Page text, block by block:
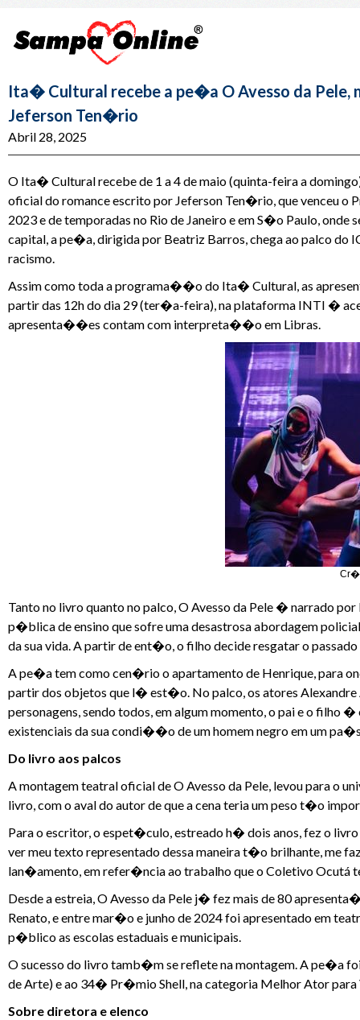
Ita� Cultural recebe a pe�a O Avesso da
Jeferson Ten�rio
Abril 28, 2025
O Ita� Cultural recebe de 1 a 4 de maio (quinta-feira a
oficial do romance escrito por Jeferson Ten�rio, que venceu
2023 e de temporadas no Rio de Janeiro e em S�o Paulo,
capital, a pe�a, dirigida por Beatriz Barros, chega ao palco do
racismo.
Assim como toda a programa��o do Ita� Cultural, as
partir das 12h do dia 29 (ter�a-feira), na plataforma INTI �
apresenta��es contam com interpreta��o em Libras.
Tanto no livro quanto no palco, O Avesso da Pele � narrado
p�blica de ensino que sofre uma desastrosa abordagem
da sua vida. A partir de ent�o, o filho decide resgatar o
A pe�a tem como cen�rio o apartamento de Henrique, para
partir dos objetos que l� est�o. No palco, os atores
personagens, sendo todos, em algum momento, o pai e o
existenciais da sua condi��o de um homem negro em um
Do livro aos palcos
A montagem teatral oficial de O Avesso da Pele, levou para o
livro, com o aval do autor de que a cena teria um peso t�o
Para o escritor, o espet�culo, estreado h� dois anos, fez o
ver meu texto representado dessa maneira t�o brilhante, me
lan�amento, em refer�ncia ao trabalho que o Coletivo Ocutá
Desde a estreia, O Avesso da Pele j� fez mais de 80
Renato, e entre mar�o e junho de 2024 foi apresentado em
p�blico as escolas estaduais e municipais.
O sucesso do livro tamb�m se reflete na montagem. A pe�a
de Arte) e ao 34� Pr�mio Shell, na categoria Melhor Ator
Sobre diretora e elenco